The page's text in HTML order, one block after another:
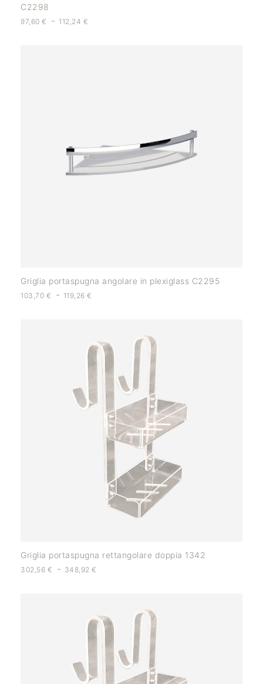
C2298
97,60 € - 112,24 €
Griglia portaspugna angolare in plexiglass C2295
103,70 € - 119,26€
Griglia portaspugna rettangolare doppia 1342
302,56 € - 348,92€